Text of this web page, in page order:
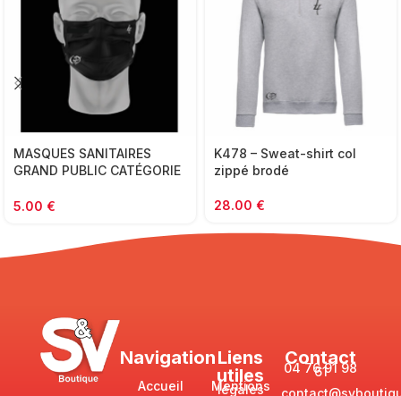
MASQUES SANITAIRES
GRAND PUBLIC CATÉGORIE
5.00 €
K478 – Sweat-shirt col
zippé brodé
28.00 €
Navigation
Accueil
Liens
utiles
Mentions
légales
Contact
04 76 91 98
61